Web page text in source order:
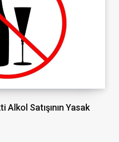
Alkol Satışının Yasak